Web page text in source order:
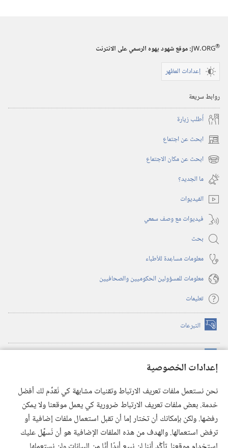
إعدادات الخصوصية
نحن نستعمل ملفات تعريف الارتباط وتقنيات مشابهة كي نُقدِّم لك أفضل
خدمة. بعض ملفات تعريف الارتباط ضرورية كي يعمل موقعنا ولا يمكن
رفضها. ولكن بإمكانك أن تختار إما أن تقبل استعمال ملفات إضافية أو
ترفض استعمالها. والهدف من هذه الملفات الإضافية هو أن نُسهِّل عليك
يهوه
JW.ORG®
:‏ موقع شهود يهوه الرسمي على الانترنت
إعدادات المظهر
روابط سريعة
أُطلب زيارة
ابحث عن اجتماع (يفتح
نافذة ابحث عن مكان الاجتماع (يفتح
نافذة
جديدة)
ما الجديد؟‏
الفيديوات
فيديوات مع وصف سمعي
بحث
معلومات مساعِدة للأطباء
معلومات للمسؤولين الحكوميين والصحافيين
تعليمات
التبرعات (يفتح
نافذة
(يفتح
نافذة
(يفتح
نافذة
جديدة) تطبيق ®
JW Library
مكتبة برج المراقبة